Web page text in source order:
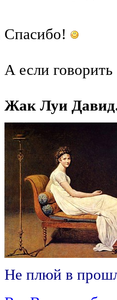
Спасибо!
А если
Жак Луи
Не плюй в